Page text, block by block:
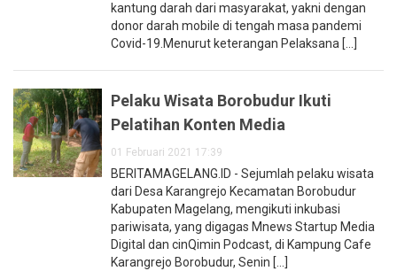
kantung darah dari masyarakat, yakni dengan
donor darah mobile di tengah masa pandemi
Covid-19.Menurut keterangan Pelaksana [...]
Pelaku Wisata Borobudur Ikuti
Pelatihan Konten Media
01 Februari 2021 17:39
BERITAMAGELANG.ID - Sejumlah pelaku wisata
dari Desa Karangrejo Kecamatan Borobudur
Kabupaten Magelang, mengikuti inkubasi
pariwisata, yang digagas Mnews Startup Media
Digital dan cinQimin Podcast, di Kampung Cafe
Karangrejo Borobudur, Senin [...]